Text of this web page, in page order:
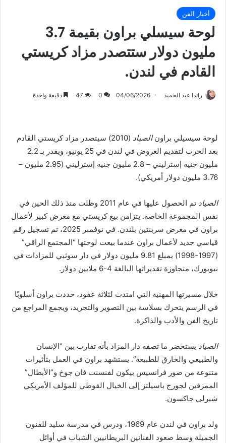
أخبار الفن
لوحة سيسلي براون بقيمة 3.7
مليون دولار ستتصدر مزاد كريستي
القادم في لندن.
راندا عبد الحميد 04/06/2026
0
47 دقيقة واحدة
لوحة سيسيلي براونالصياد
(2010) سيتصدر مزاد كريستي القادم
بعد الحرب لتقديم العروض في لندن في 25 يونيو، ويقدر بـ 2.2
مليون جنيه إسترليني – 2.8 مليون جنيه إسترليني (2.95 مليون –
3.76 مليون دولار أمريكي).
الصياد
تم الحصول عليها في عام 2011 وظلت منذ ذلك الحين في
نفس المجموعة الخاصة. يتزامن بيع كريستي مع معرض كبير لأعمال
براون في معرض سربنتين بلندن. في نوفمبر 2025، تم تسجيل رقم
قياسي جديد لأعمال براون عندما بيعت لوحتها “المجتمع الراقي”
(1997-1998) بمبلغ 9.81 مليون دولار في دار سوثبي للمزادات في
نيويورك، متجاوزة تقديراتها البالغة 4-6 ملايين دولار.
خلال مسيرتها المهنية التي امتدت لثلاثة عقود، حددت براون أسلوبًا
في الرسم يتحرك بسلاسة بين التصوير والتجريد، ويجمع المراجع من
تاريخ الفن والأدب والذاكرة.
الصياد يستحضر ما تصفه دار المزاد بأنه تقارب بين “الإنسان
والطبيعي والخارق للطبيعة”. يستشهد براون في العمل بتأثيرات
متنوعة من صور فرانسيس بيكون لفنسنت فان جوخ و”الأبطال”
الممزقين لجورج باسيلتز إلى الخيال القوطي للمؤلف الأمريكي
شيرلي جاكسون.
ولد براون في لندن عام 1969، ودرس في مدرسة سليد للفنون
الجميلة وسط صعود الفنانين البريطانيين الشباب في أوائل